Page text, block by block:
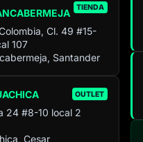
TIENDA
Cl. 49 #15-
107
Santander
OUTLET
24 #8-10 local 2
Cesar